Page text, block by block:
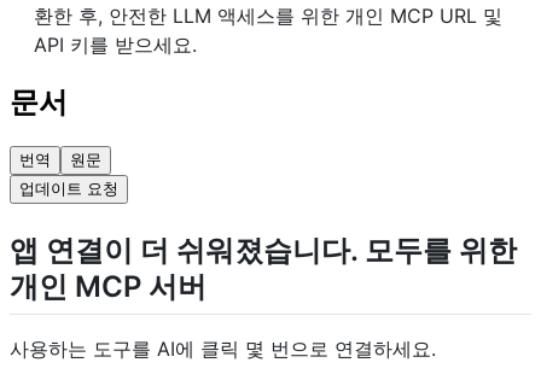
환한 후, 안전한 LLM 액세스를 위한 개인 MCP URL 및
API 키를 받으세요.
문서
번역
원문
업데이트 요청
앱 연결이 더 쉬워졌습니다. 모두를 위한
개인 MCP 서버
사용하는 도구를 AI에 클릭 몇 번으로 연결하세요.